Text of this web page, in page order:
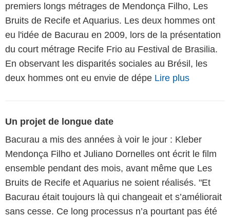
premiers longs métrages de Mendonça Filho, Les
Bruits de Recife et Aquarius. Les deux hommes ont
eu l'idée de Bacurau en 2009, lors de la présentation
du court métrage Recife Frio au Festival de Brasilia.
En observant les disparités sociales au Brésil, les
deux hommes ont eu envie de dépe Lire plus
Un projet de longue date
Bacurau a mis des années à voir le jour : Kleber
Mendonça Filho et Juliano Dornelles ont écrit le film
ensemble pendant des mois, avant même que Les
Bruits de Recife et Aquarius ne soient réalisés. "Et
Bacurau était toujours là qui changeait et s’améliorait
sans cesse. Ce long processus n’a pourtant pas été